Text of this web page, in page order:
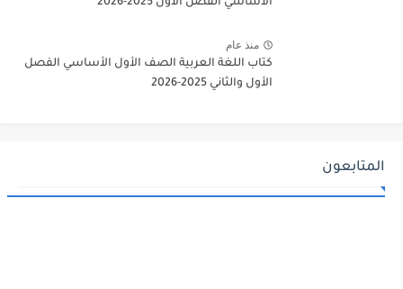
الأساسي الفصل الاول 2025-2026
منذ عام
كتاب اللغة العربية الصف الأول الأساسي الفصل
الأول والثاني 2025-2026
المتابعون